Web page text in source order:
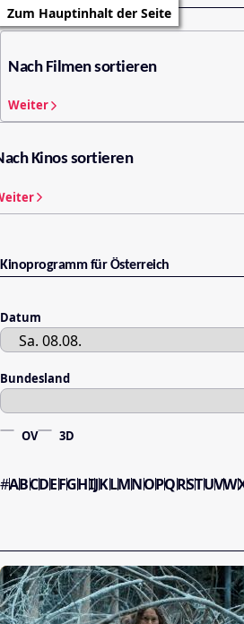
Zum Hauptinhalt der Seite
Nach Filmen sortieren
Weiter
Kinos sortieren
Kinoprogramm für Österreich
Datum
Bundesland
OV 3D
#ABCDEFGHIJKLMNOPQRSTUVW